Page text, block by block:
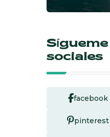
sociales
facebook
pinterest